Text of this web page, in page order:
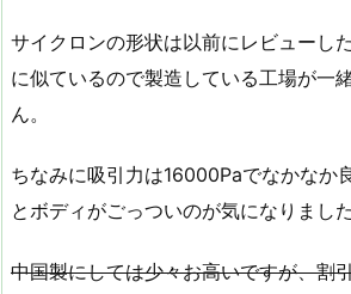
サイクロンの形状は以前にレビューした
に似ているので製造している工場が一
ん。
ちなみに吸引力は16000Paでなかなか
とボディがごっついのが気になりました
中国製にしては少々お高いですが、割